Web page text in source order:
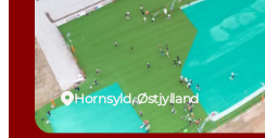
Køb billet
Hornsyld, Østjylland